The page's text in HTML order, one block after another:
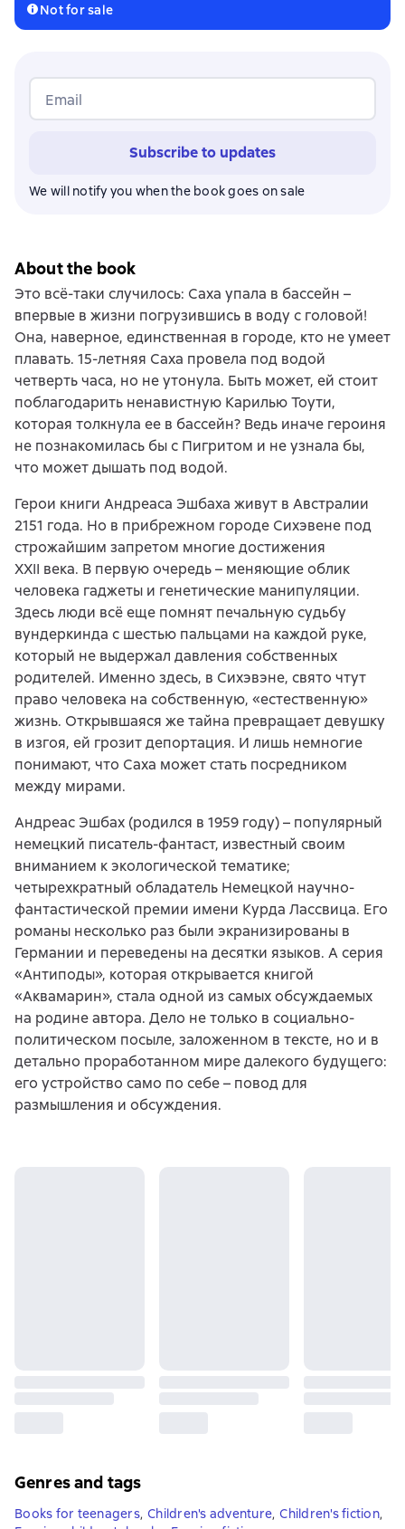
Not for sale
Email
Subscribe to updates
We will notify you when the book goes on sale
About the book
Это всё-таки случилось: Саха упала в бассейн –
впервые в жизни погрузившись в воду с головой!
Она, наверное, единственная в городе, кто не умеет
плавать. 15-летняя Саха провела под водой
четверть часа, но не утонула. Быть может, ей стоит
поблагодарить ненавистную Карилью Тоути,
которая толкнула ее в бассейн? Ведь иначе героиня
не познакомилась бы с Пигритом и не узнала бы,
что может дышать под водой.
Герои книги Андреаса Эшбаха живут в Австралии
2151 года. Но в прибрежном городе Сихэвене под
строжайшим запретом многие достижения
XXII века. В первую очередь – меняющие облик
человека гаджеты и генетические манипуляции.
Здесь люди всё еще помнят печальную судьбу
вундеркинда с шестью пальцами на каждой руке,
который не выдержал давления собственных
родителей. Именно здесь, в Сихэвэне, свято чтут
право человека на собственную, «естественную»
жизнь. Открывшаяся же тайна превращает девушку
в изгоя, ей грозит депортация. И лишь немногие
понимают, что Саха может стать посредником
между мирами.
Андреас Эшбах (родился в 1959 году) – популярный
немецкий писатель-фантаст, известный своим
вниманием к экологической тематике;
четырехкратный обладатель Немецкой научно-
фантастической премии имени Курда Лассвица. Его
романы несколько раз были экранизированы в
Германии и переведены на десятки языков. А серия
«Антиподы», которая открывается книгой
«Аквамарин», стала одной из самых обсуждаемых
на родине автора. Дело не только в социально-
политическом посыле, заложенном в тексте, но и в
детально проработанном мире далекого будущего:
его устройство само по себе – повод для
размышления и обсуждения.
Genres and tags
Books for teenagers, Children's adventure, Children's fiction,